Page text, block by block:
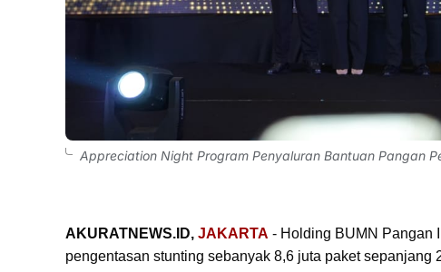
Appreciation Night Program Penyaluran Bantuan Pangan
AKURATNEWS.ID, JAKARTA - Holding BUMN Pangan
pengentasan stunting sebanyak 8,6 juta paket